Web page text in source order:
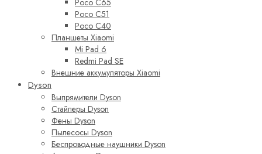
Poco C65
Poco C51
Poco C40
Планшеты Xiaomi
Mi Pad 6
Redmi Pad SE
Внешние аккумуляторы Xiaomi
Dyson
Выпрямители Dyson
Стайлеры Dyson
Фены Dyson
Пылесосы Dyson
Беспроводные наушники Dyson